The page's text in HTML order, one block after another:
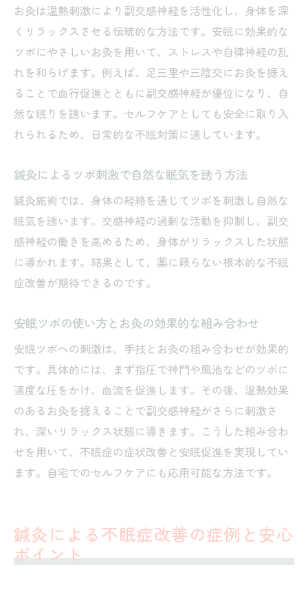
お灸は温熱刺激により副交感神経を活性化し、身体を深
くリラックスさせる伝統的な方法です。安眠に効果的な
ツボにやさしいお灸を用いて、ストレスや自律神経の乱
れを和らげます。例えば、足三里や三陰交にお灸を据え
ることで血行促進とともに副交感神経が優位になり、自
然な眠りを誘います。セルフケアとしても安全に取り入
れられるため、日常的な不眠対策に適しています。
鍼灸によるツボ刺激で自然な眠気を誘う方法
鍼灸施術では、身体の経絡を通じてツボを刺激し自然な
眠気を誘います。交感神経の過剰な活動を抑制し、副交
感神経の働きを高めるため、身体がリラックスした状態
に導かれます。結果として、薬に頼らない根本的な不眠
症改善が期待できるのです。
安眠ツボの使い方とお灸の効果的な組み合わせ
安眠ツボへの刺激は、手技とお灸の組み合わせが効果的
です。具体的には、まず指圧で神門や風池などのツボに
適度な圧をかけ、血流を促進します。その後、温熱効果
のあるお灸を据えることで副交感神経がさらに刺激さ
れ、深いリラックス状態に導きます。こうした組み合わ
せを用いて、不眠症の症状改善と安眠促進を実現してい
ます。自宅でのセルフケアにも応用可能な方法です。
鍼灸による不眠症改善の症例と安心
ポイント